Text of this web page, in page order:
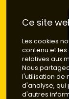
Ce site
Les cookies
contenu et
relatives aux
Nous
l'utilisation de
d'analyse,
d'autres